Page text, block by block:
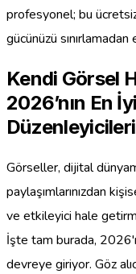
profesyonel; bu
gücünüzü
Kendi Görsel
2026’nın En
Düzenleyicileri
Görseller, dijital
paylaşımlarınızdan
ve etkileyici hale
İşte tam burada,
devreye giriyor. Göz